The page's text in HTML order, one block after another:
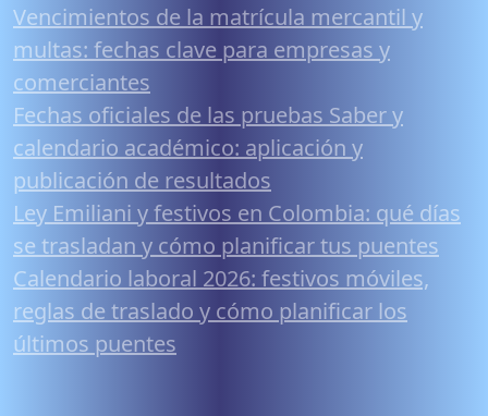
Vencimientos de la matrícula mercantil y
multas: fechas clave para empresas y
comerciantes
Fechas oficiales de las pruebas Saber y
calendario académico: aplicación y
publicación de resultados
Ley Emiliani y festivos en Colombia: qué días
se trasladan y cómo planificar tus puentes
Calendario laboral 2026: festivos móviles,
reglas de traslado y cómo planificar los
últimos puentes